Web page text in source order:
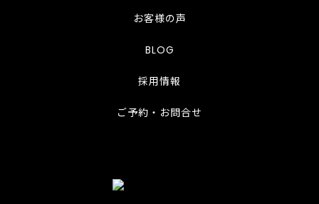
お客様の声
BLOG
採用情報
ご予約・お問合せ